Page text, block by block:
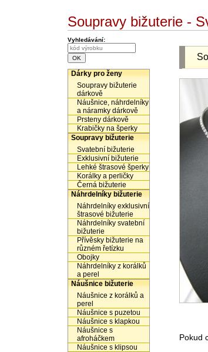
Soupravy bižuterie -
Vyhledávání:
Dárky pro ženy
Soupravy bižuterie
dárkově
Náušnice, náhrdelníky
a náramky dárkově
Prsteny dárkově
Krabičky na šperky
Soupravy bižuterie
Svatební bižuterie
Exklusivní bižuterie
Lehké štrasové šperky
Korálky a perličky
Černá bižuterie
Náhrdelníky bižuterie
Náhrdelníky exklusivní
štrasové bižuterie
Náhrdelníky svatební
bižuterie
Přívěsky bižuterie na
různém řetízku
Obojky
Náhrdelníky z korálků
a perel
Náušnice bižuterie
Náušnice z korálků a
perel
Náušnice s puzetou
Náušnice s klapkou
Náušnice s
afroháčkem
Náušnice s klipsou
Pokud